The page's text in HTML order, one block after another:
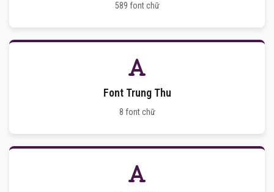
589 font chữ
Font Trung Thu
8 font chữ